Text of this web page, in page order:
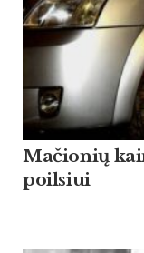
Mačionių
poilsiui